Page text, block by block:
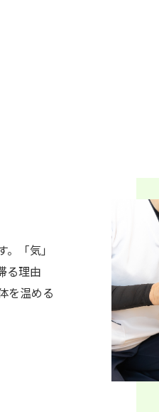
「気」
る理由
を温める